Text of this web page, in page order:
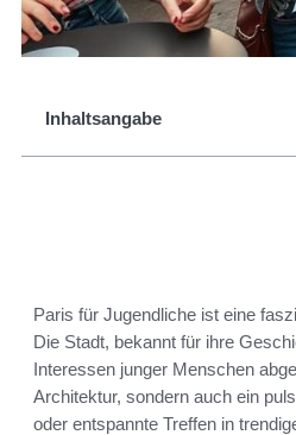
Inhaltsangabe
Paris für Jugendliche ist eine
Die Stadt, bekannt für ihre
Interessen junger Menschen
Architektur, sondern auch ein
oder entspannte Treffen in